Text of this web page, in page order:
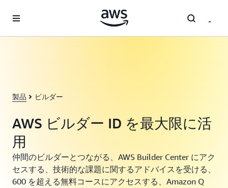
製品 ビルダー
AWS ビルダー ID を最大限に活
用
仲間のビルダーとつながる、AWS Builder Center にアク
セスする、技術的な課題に関するアドバイスを受ける、
600 を超える無料コースにアクセスする、Amazon Q